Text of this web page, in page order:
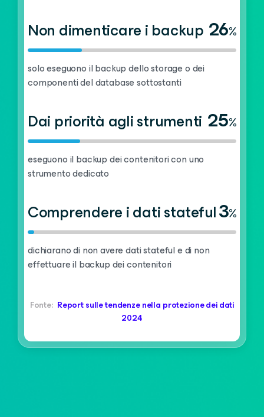
Non dimenticare i backup 26%
solo eseguono il backup dello storage o dei
componenti del database sottostanti
Dai priorità agli strumenti 25%
eseguono il backup dei contenitori con uno
strumento dedicato
Comprendere i dati stateful3%
dichiarano di non avere dati stateful e di non
effettuare il backup dei contenitori
Fonte: Report sulle tendenze nella protezione dei dati
2024